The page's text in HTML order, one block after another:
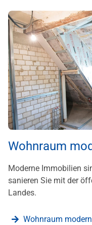
Wohnraum
Moderne Immobilien
sanieren Sie mit der
Landes.
Wohnraum